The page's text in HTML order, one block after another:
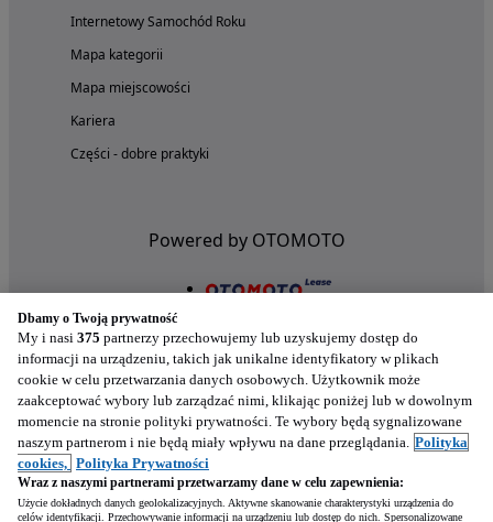
Internetowy Samochód Roku
Mapa kategorii
Mapa miejscowości
Kariera
Części - dobre praktyki
Powered by OTOMOTO
Nasze aplikacje w twoim telefonie
Dbamy o Twoją prywatność
My i nasi 375 partnerzy przechowujemy lub uzyskujemy dostęp do
informacji na urządzeniu, takich jak unikalne identyfikatory w plikach
cookie w celu przetwarzania danych osobowych. Użytkownik może
zaakceptować wybory lub zarządzać nimi, klikając poniżej lub w dowolnym
momencie na stronie polityki prywatności. Te wybory będą sygnalizowane
naszym partnerom i nie będą miały wpływu na dane przeglądania. Polityka
cookies, Polityka Prywatności
Wraz z naszymi partnerami przetwarzamy dane w celu zapewnienia:
Użycie dokładnych danych geolokalizacyjnych. Aktywne skanowanie charakterystyki urządzenia do
celów identyfikacji. Przechowywanie informacji na urządzeniu lub dostęp do nich. Spersonalizowane